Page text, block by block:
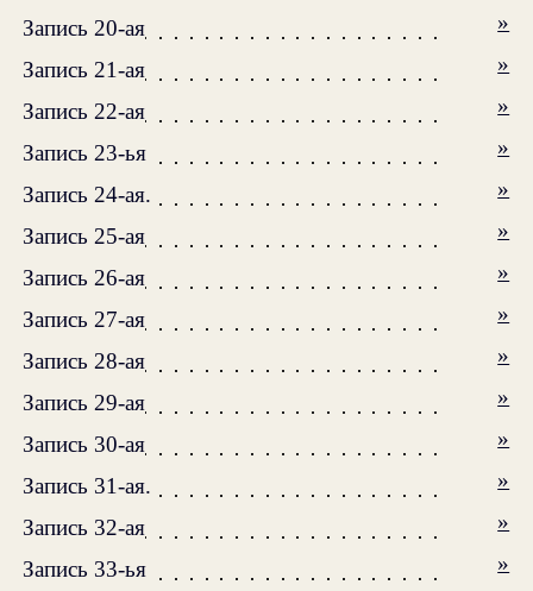
Запись 20-ая
»
Запись 21-ая
»
Запись 22-ая
»
Запись 23-ья
»
Запись 24-ая.
»
Запись 25-ая
»
Запись 26-ая
»
Запись 27-ая
»
Запись 28-ая
»
Запись 29-ая
»
Запись 30-ая
»
Запись 31-ая.
»
Запись 32-ая
»
Запись 33-ья
»